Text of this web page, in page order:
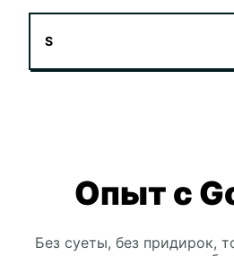
S
Опыт с
Без суеты, без придирок,